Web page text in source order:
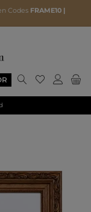
Codes FRAME10 |